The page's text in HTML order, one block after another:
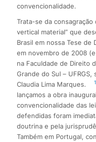
convencionalidade.
Trata-se da consagração
vertical material” que
Brasil em nossa Tese
em novembro de 2008
na Faculdade de Direito
Grande do Sul –
Claudia Lima Marques.
1
lançamos a obra
convencionalidade das
defendidas foram
doutrina e pela
Também em Portugal,